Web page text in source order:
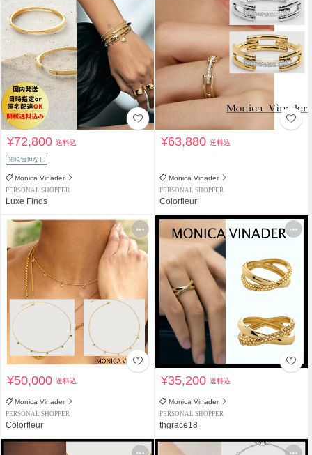
¥72,800送料込
関税負担なし
Monica Vinader
PERSONAL SHOPPER
Luxe Finds
¥63,880送料込
Monica Vinader
PERSONAL SHOPPER
Colorfleur
¥50,000送料込
Monica Vinader
PERSONAL SHOPPER
Colorfleur
¥35,200送料込
Monica Vinader
PERSONAL SHOPPER
thgrace18